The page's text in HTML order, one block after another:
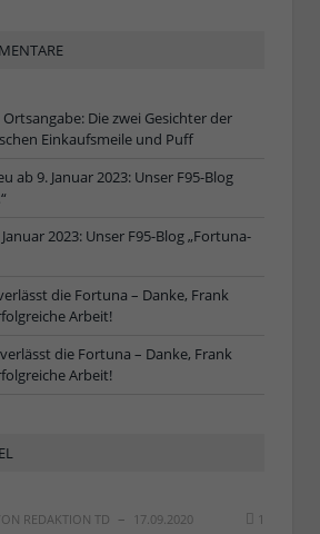
Ortsangabe: Die zwei Gesichter der
Einkaufsmeile und Puff
ab 9. Januar 2023: Unser F95-Blog
2023: Unser F95-Blog „Fortuna-
die Fortuna – Danke, Frank
Arbeit!
die Fortuna – Danke, Frank
Arbeit!
REDAKTION TD 17.09.2020 1